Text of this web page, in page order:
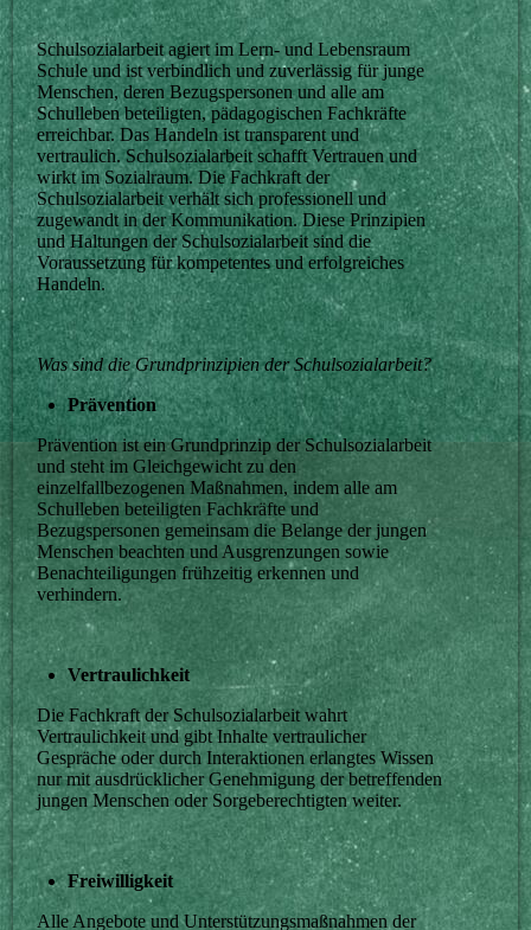
Schulsozialarbeit agiert im Lern- und Lebensraum
Schule und ist verbindlich und zuverlässig für junge
Menschen, deren Bezugspersonen und alle am
Schulleben beteiligten, pädagogischen Fachkräfte
erreichbar. Das Handeln ist transparent und
vertraulich. Schulsozialarbeit schafft Vertrauen und
wirkt im Sozialraum. Die Fachkraft der
Schulsozialarbeit verhält sich professionell und
zugewandt in der Kommunikation. Diese Prinzipien
und Haltungen der Schulsozialarbeit sind die
Voraussetzung für kompetentes und erfolgreiches
Handeln.
Was sind die Grundprinzipien der Schulsozialarbeit?
Prävention
Prävention ist ein Grundprinzip der Schulsozialarbeit
und steht im Gleichgewicht zu den
einzelfallbezogenen Maßnahmen, indem alle am
Schulleben beteiligten Fachkräfte und
Bezugspersonen gemeinsam die Belange der jungen
Menschen beachten und Ausgrenzungen sowie
Benachteiligungen frühzeitig erkennen und
verhindern.
Vertraulichkeit
Die Fachkraft der Schulsozialarbeit wahrt
Vertraulichkeit und gibt Inhalte vertraulicher
Gespräche oder durch Interaktionen erlangtes Wissen
nur mit ausdrücklicher Genehmigung der betreffenden
jungen Menschen oder Sorgeberechtigten weiter.
Freiwilligkeit
Alle Angebote und Unterstützungsmaßnahmen der